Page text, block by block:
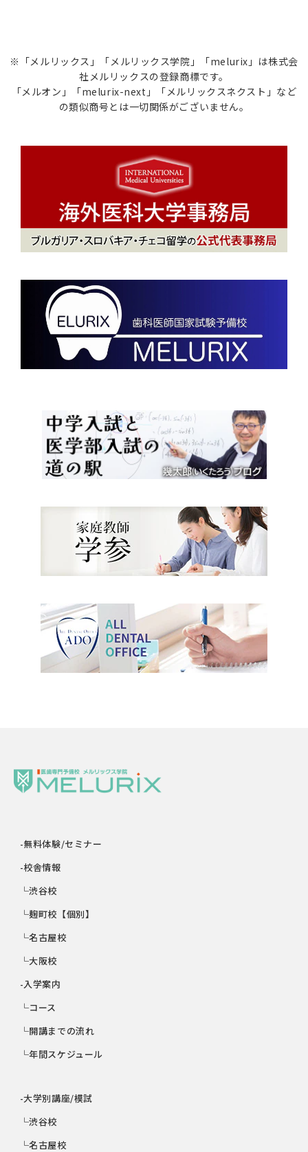
※「メルリックス」「メルリックス学院」「melurix」は株式会
社メルリックスの登録商標です。
「メルオン」「melurix-next」「メルリックスネクスト」など
の類似商号とは一切関係がございません。
-無料体験/セミナー
-校舎情報
└渋谷校
└麹町校【個別】
└名古屋校
└大阪校
-入学案内
└コース
└開講までの流れ
└年間スケジュール
-大学別講座/模試
└渋谷校
└名古屋校